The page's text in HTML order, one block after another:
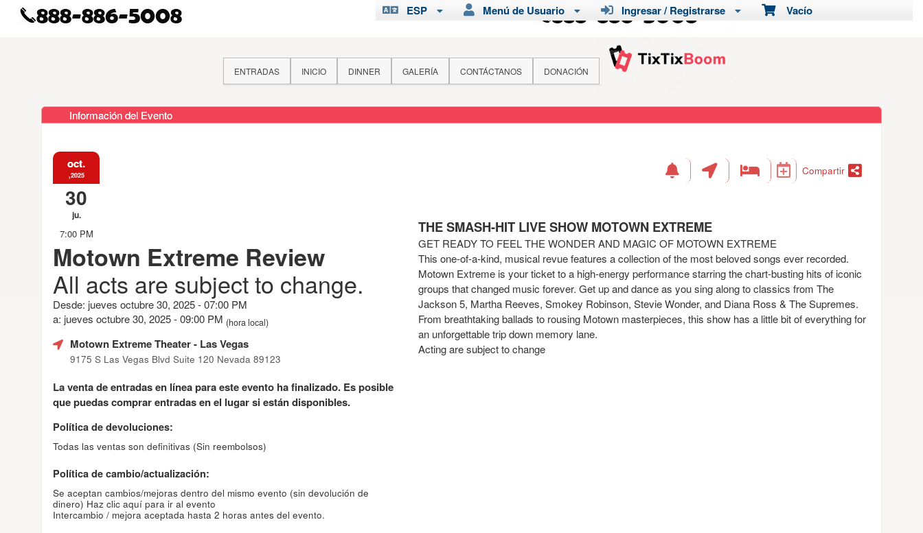
Vacío
Ingresar / Registrarse
Menú de Usuario
ESP
ENTRADAS INICIO DINNER GALERÍA CONTÁCTANOS DONACIÓN
Información del Evento
oct.
,2025
30
ju.
7:00 PM
Motown Extreme Review
All acts are subject to change.
Desde: jueves octubre 30, 2025 - 07:00 PM
a: jueves octubre 30, 2025 - 09:00 PM (hora local)
Motown Extreme Theater- Las Vegas
9175 S Las Vegas Blvd Suite 120 Nevada 89123
La venta de entradas en línea para este evento ha finalizado. Es posible
que puedas comprar entradas en el lugar si están disponibles.
Política de devoluciones:
Todas las ventas son definitivas (Sin reembolsos)
Política de cambio/actualización:
Se aceptan cambios/mejoras dentro del mismo evento (sin devolución de
dinero) Haz clic aquí para ir al evento
Intercambio / mejora aceptada hasta 2 horas antes del evento.
Compartir
THE SMASH-HIT LIVE SHOW MOTOWN EXTREME
GET READY TO FEEL THE WONDER AND MAGIC OF MOTOWN EXTREME
This one-of-a-kind, musical revue features a collection of the most beloved songs ever recorded.
Motown Extreme is your ticket to a high-energy performance starring the chart-busting hits of iconic
groups that changed music forever. Get up and dance as you sing along to classics from The
Jackson 5, Martha Reeves, Smokey Robinson, Stevie Wonder, and Diana Ross & The Supremes.
From breathtaking ballads to rousing Motown masterpieces, this show has a little bit of everything for
an unforgettable trip down memory lane.
Acting are subject to change